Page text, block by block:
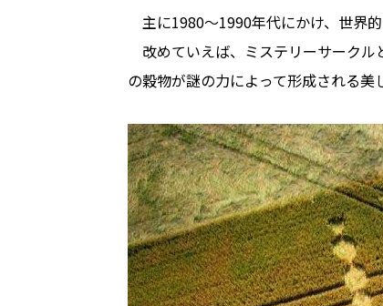
主に1980～1990年代にかけ、世界
改めていえば、ミステリーサークル
の穀物が謎の力によって形成される美